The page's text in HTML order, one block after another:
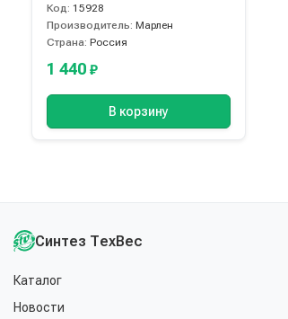
Код: 15928
Производитель: Марлен
Страна: Россия
1 440 ₽
В корзину
Синтез ТехВес
Каталог
Новости